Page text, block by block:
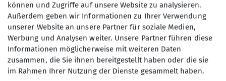
Unsere Sektion
können und Zugriffe auf unsere Website zu analysieren.
Außerdem geben wir Informationen zu Ihrer Verwendung
unserer Website an unsere Partner für soziale Medien,
Werbung und Analysen weiter. Unsere Partner führen diese
Informationen möglicherweise mit weiteren Daten
zusammen, die Sie ihnen bereitgestellt haben oder die sie
im Rahmen Ihrer Nutzung der Dienste gesammelt haben.